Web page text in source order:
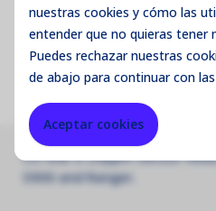
nuestras cookies y cómo las
entender que no quieras tener
Puedes rechazarnuestras
de abajo para continuar con
Aceptar cookies
Parameter:
CO GSE 0-25ppm Sensor
S900 and Ranger.